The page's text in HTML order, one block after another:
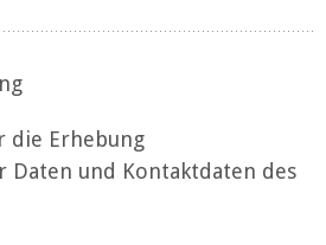
die Erhebung
Daten und Kontaktdaten des